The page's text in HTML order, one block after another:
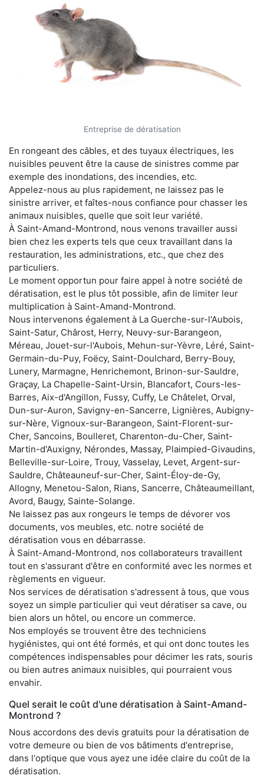
Entreprise de dératisation
En rongeant des câbles, et des tuyaux électriques, les
nuisibles peuvent être la cause de sinistres comme par
exemple des inondations, des incendies, etc.
Appelez-nous au plus rapidement, ne laissez pas le
sinistre arriver, et faîtes-nous confiance pour chasser les
animaux nuisibles, quelle que soit leur variété.
À Saint-Amand-Montrond, nous venons travailler aussi
bien chez les experts tels que ceux travaillant dans la
restauration, les administrations, etc., que chez des
particuliers.
Le moment opportun pour faire appel à notre société de
dératisation, est le plus tôt possible, afin de limiter leur
multiplication à Saint-Amand-Montrond.
Nous intervenons également à La Guerche-sur-l'Aubois,
Saint-Satur, Chârost, Herry, Neuvy-sur-Barangeon,
Méreau, Jouet-sur-l'Aubois, Mehun-sur-Yèvre, Léré, Saint-
Germain-du-Puy, Foëcy, Saint-Doulchard, Berry-Bouy,
Lunery, Marmagne, Henrichemont, Brinon-sur-Sauldre,
Graçay, La Chapelle-Saint-Ursin, Blancafort, Cours-les-
Barres, Aix-d'Angillon, Fussy, Cuffy, Le Châtelet, Orval,
Dun-sur-Auron, Savigny-en-Sancerre, Lignières, Aubigny-
sur-Nère, Vignoux-sur-Barangeon, Saint-Florent-sur-
Cher, Sancoins, Boulleret, Charenton-du-Cher, Saint-
Martin-d'Auxigny, Nérondes, Massay, Plaimpied-Givaudins,
Belleville-sur-Loire, Trouy, Vasselay, Levet, Argent-sur-
Sauldre, Châteauneuf-sur-Cher, Saint-Éloy-de-Gy,
Allogny, Menetou-Salon, Rians, Sancerre, Châteaumeillant,
Avord, Baugy, Sainte-Solange.
Ne laissez pas aux rongeurs le temps de dévorer vos
documents, vos meubles, etc. notre société de
dératisation vous en débarrasse.
À Saint-Amand-Montrond, nos collaborateurs travaillent
tout en s'assurant d'être en conformité avec les normes et
règlements en vigueur.
Nos services de dératisation s'adressent à tous, que vous
soyez un simple particulier qui veut dératiser sa cave, ou
bien alors un hôtel, ou encore un commerce.
Nos employés se trouvent être des techniciens
hygiénistes, qui ont été formés, et qui ont donc toutes les
compétences indispensables pour décimer les rats, souris
ou bien autres animaux nuisibles, qui pourraient vous
envahir.
Quel serait le coût d'une dératisation à Saint-Amand-
Montrond ?
Nous accordons des devis gratuits pour la dératisation de
votre demeure ou bien de vos bâtiments d'entreprise,
dans l'optique que vous ayez une idée claire du coût de la
dératisation.